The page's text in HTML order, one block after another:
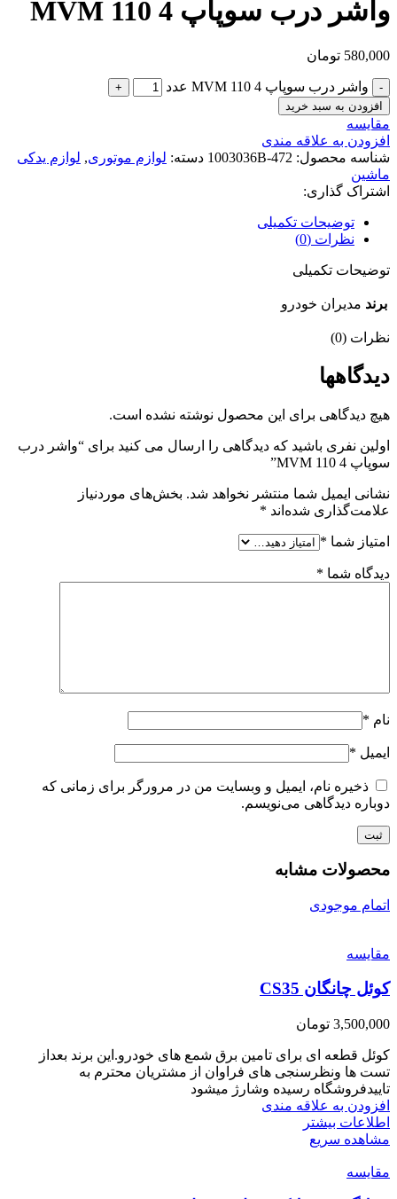
واشر درب سوپاپ MVM 110 4
580,000 تومان
واشر درب سوپاپ MVM 110 4 عدد
افزودن به سبد خرید
مقایسه
افزودن به علاقه مندی
شناسه محصول: 472-1003036B دسته: لوازم موتوری, لوازم یدکی
ماشین
اشتراک گذاری:
توضیحات تکمیلی
نظرات (0)
توضیحات تکمیلی
برند مدیران خودرو
نظرات (0)
دیدگاهها
هیچ دیدگاهی برای این محصول نوشته نشده است.
اولین نفری باشید که دیدگاهی را ارسال می کنید برای “واشر درب
سوپاپ MVM 110 4”
نشانی ایمیل شما منتشر نخواهد شد. بخش‌های موردنیاز
علامت‌گذاری شده‌اند *
امتیاز شما *
دیدگاه شما *
نام *
ایمیل *
ذخیره نام، ایمیل و وبسایت من در مرورگر برای زمانی که
دوباره دیدگاهی می‌نویسم.
محصولات مشابه
اتمام موجودی
مقایسه
کوئل چانگان CS35
3,500,000 تومان
کوئل قطعه ای برای تامین برق شمع های خودرو.این برند بعداز
تست ها ونظرسنجی های فراوان از مشتریان محترم به
تاییدفروشگاه رسیده وشارژ میشود
افزودن به علاقه مندی
اطلاعات بیشتر
مشاهده سریع
مقایسه